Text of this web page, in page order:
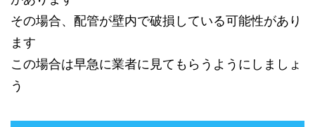
その場合、配管が壁内で破損している可能性があり
ます
この場合は早急に業者に見てもらうようにしましょ
う